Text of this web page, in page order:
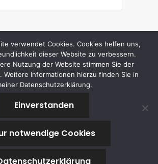
verwendet Cookies. Cookies helfen uns,
dieser Website zu verbessern.
Nutzung der Website stimmen Sie der
Weitere Informationen hierzu finden Sie in
Datenschutzerklärung.
Einverstanden
notwendige Cookies